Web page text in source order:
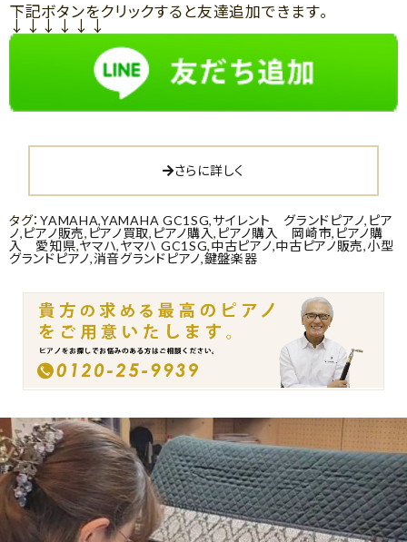
下記ボタンをクリックすると友達追加できます。
↓↓↓↓↓↓
さらに詳しく
タグ：YAMAHA,YAMAHA GC1SG,サイレント グランドピアノ, ピア
ノ,ピアノ販売, ピアノ買取, ピアノ購入, ピアノ購入 岡崎市, ピアノ購
入 愛知県,ヤマハ,ヤマハ GC1SG,中古ピアノ,中古ピアノ販売,小型
グランドピアノ,消音グランドピアノ,鍵盤楽器